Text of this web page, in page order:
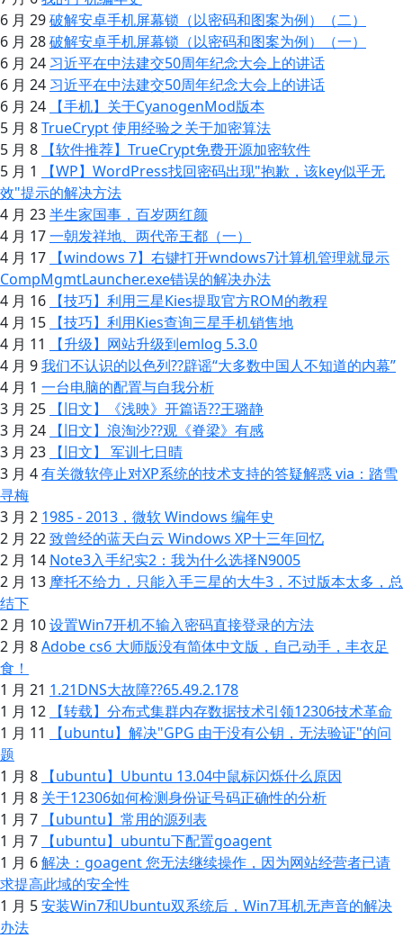
6 月 29破解安卓手机屏幕锁（以密码和图案为例）（二）
6 月 28破解安卓手机屏幕锁（以密码和图案为例）（一）
6 月 24 习近平在中法建交50周年纪念大会上的讲话
6 月 24 习近平在中法建交50周年纪念大会上的讲话
6 月 24
【手机】关于CyanogenMod版本
5 月 8TrueCrypt 使用经验之关于加密算法
5 月 8
【软件推荐】TrueCrypt免费开源加密软件
5 月 1
【WP】WordPress找回密码出现"抱歉，该key似乎无
效"提示的解决方法
4 月 23半生家国事，百岁两红颜
4 月 17一朝发祥地、两代帝王都（一）
4 月 17
【windows 7】右键打开wndows7计算机管理就显示
CompMgmtLauncher.exe错误的解决办法
4 月 16
【技巧】利用三星Kies提取官方ROM的教程
4 月 15
【技巧】利用Kies查询三星手机销售地
4 月 11
【升级】网站升级到emlog 5.3.0
4 月 9我们不认识的以色列??辟谣“大多数中国人不知道的内幕”
4 月 1 一台电脑的配置与自我分析
3 月 25
【旧文】《浅映》开篇语??王璐静
3 月 24
【旧文】浪淘沙??观《脊梁》有感
3 月 23
【旧文】 军训七日晴
3 月 4有关微软停止对XP系统的技术支持的答疑解惑 via：踏雪
寻梅
3 月 2 1985 - 2013，微软 Windows 编年史
2 月 22致曾经的蓝天白云 Windows XP十三年回忆
2 月 14 Note3入手纪实2：我为什么选择N9005
2 月 13 摩托不给力，只能入手三星的大牛3，不过版本太多，总
结下
2 月 10设置Win7开机不输入密码直接登录的方法
2 月 8Adobe cs6 大师版没有简体中文版，自己动手，丰衣足
食！
1 月 21 1.21DNS大故障??65.49.2.178
1 月 12
【转载】分布式集群内存数据技术引领12306技术革命
1 月 11
【ubuntu】解决"GPG 由于没有公钥，无法验证"的问
题
1 月 8
【ubuntu】Ubuntu 13.04中鼠标闪烁什么原因
1 月 8 关于12306如何检测身份证号码正确性的分析
1 月 7
【ubuntu】常用的源列表
1 月 7
【ubuntu】ubuntu下配置goagent
1 月 6解决：goagent 您无法继续操作，因为网站经营者已请
求提高此域的安全性
1 月 5安装Win7和Ubuntu双系统后，Win7耳机无声音的解决
办法